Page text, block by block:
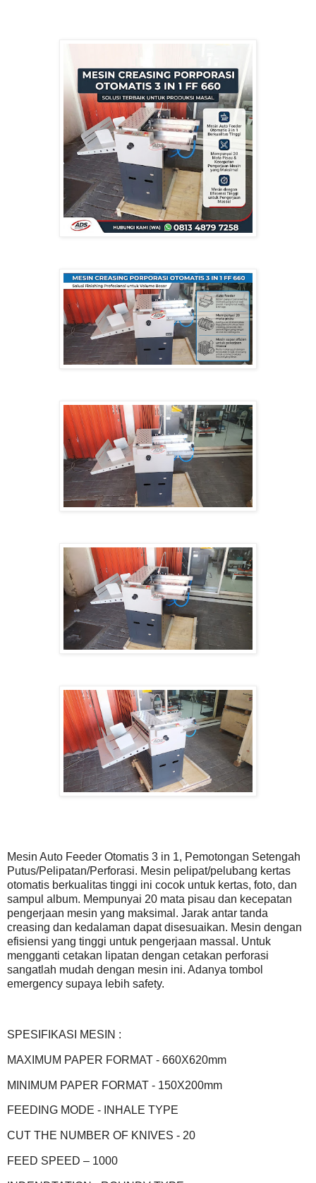
Mesin Auto Feeder Otomatis 3 in 1, Pemotongan Setengah
Putus/Pelipatan/Perforasi. Mesin pelipat/pelubang kertas
otomatis berkualitas tinggi ini cocok untuk kertas, foto, dan
sampul album. Mempunyai 20 mata pisau dan kecepatan
pengerjaan mesin yang maksimal. Jarak antar tanda
creasing dan kedalaman dapat disesuaikan. Mesin dengan
efisiensi yang tinggi untuk pengerjaan massal. Untuk
mengganti cetakan lipatan dengan cetakan perforasi
sangatlah mudah dengan mesin ini. Adanya tombol
emergency supaya lebih safety.
SPESIFIKASI MESIN :
MAXIMUM PAPER FORMAT - 660X620mm
MINIMUM PAPER FORMAT - 150X200mm
FEEDING MODE - INHALE TYPE
CUT THE NUMBER OF KNIVES - 20
FEED SPEED – 1000